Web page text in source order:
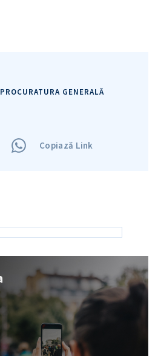
PROCURATURA GENERALĂ
Copiază Link